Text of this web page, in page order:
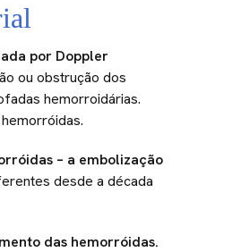
por Doppler
ou obstrução dos
hemorroidárias.
– a embolização
desde a década
das hemorróidas.